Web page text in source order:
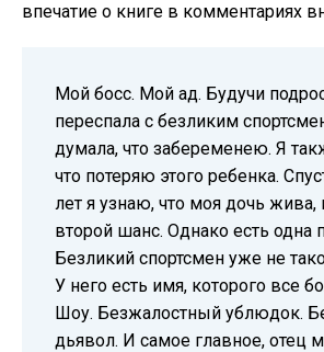
впечатие о книге в комментариях
Мой босс. Мой ад. Будучи
переспала с безликим
думала, что забеременею. Я
что потеряю этого ребенка.
лет я узнаю, что моя дочь жива,
второй шанс. Однако есть одна
Безликий спортсмен уже не
У него есть имя, которого все
Шоу. Безжалостный ублюдок.
дьявол. И самое главное, отец